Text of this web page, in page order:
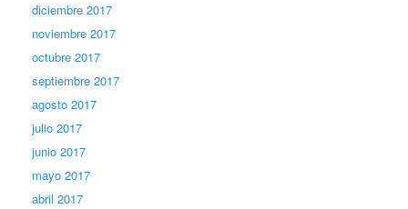
diciembre 2017
noviembre 2017
octubre 2017
septiembre 2017
agosto 2017
julio 2017
junio 2017
mayo 2017
abril 2017